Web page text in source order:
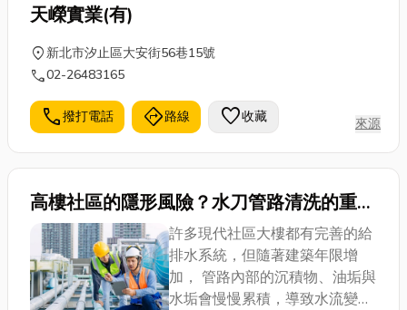
天嶸實業(有)
location_on新北市汐止區大安街56巷15號
call02-26483165
call撥打電話 directions路線 favorite收藏 來源
高樓社區的隱形風險？水刀管路清洗的重要
性
許多現代社區大樓都有完善的給
排水系統，但隨著建築年限增
加， 管路內部的沉積物、油垢與
水垢會慢慢累積，導致水流變